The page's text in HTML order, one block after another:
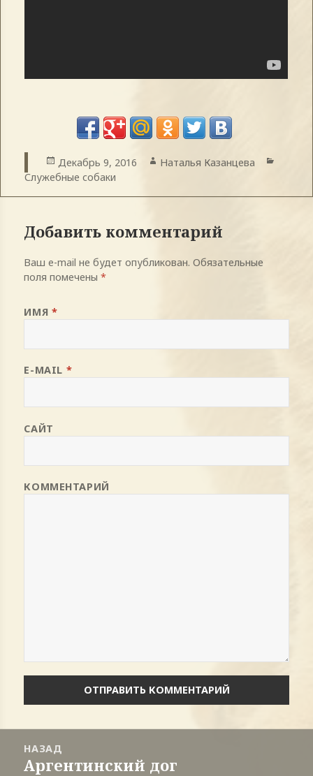
Опубликовано
Декабрь 9, 2016 Автор
Наталья Казанцева
Служебные собаки
Добавить комментарий
Ваш e-mail не будет опубликован. Обязательные
поля помечены*
ИМЯ *
E-MAIL *
САЙТ
КОММЕНТАРИЙ
записям
НАЗАД
Предыдущая
Аргентинский дог